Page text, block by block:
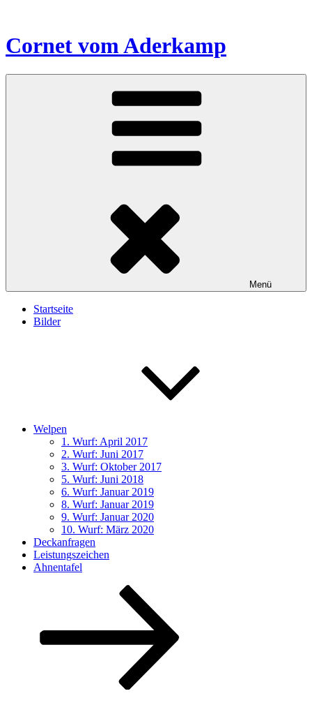
springen
Cornet vom Aderkamp
Menü
Startseite
Bilder
Welpen
1. Wurf: April 2017
2. Wurf: Juni 2017
3. Wurf: Oktober 2017
5. Wurf: Juni 2018
6. Wurf: Januar 2019
8. Wurf: Januar 2019
9. Wurf: Januar 2020
10. Wurf: März 2020
Deckanfragen
Leistungszeichen
Ahnentafel